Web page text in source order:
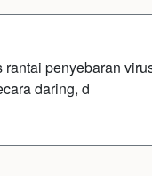
penyebaran virus
daring, d